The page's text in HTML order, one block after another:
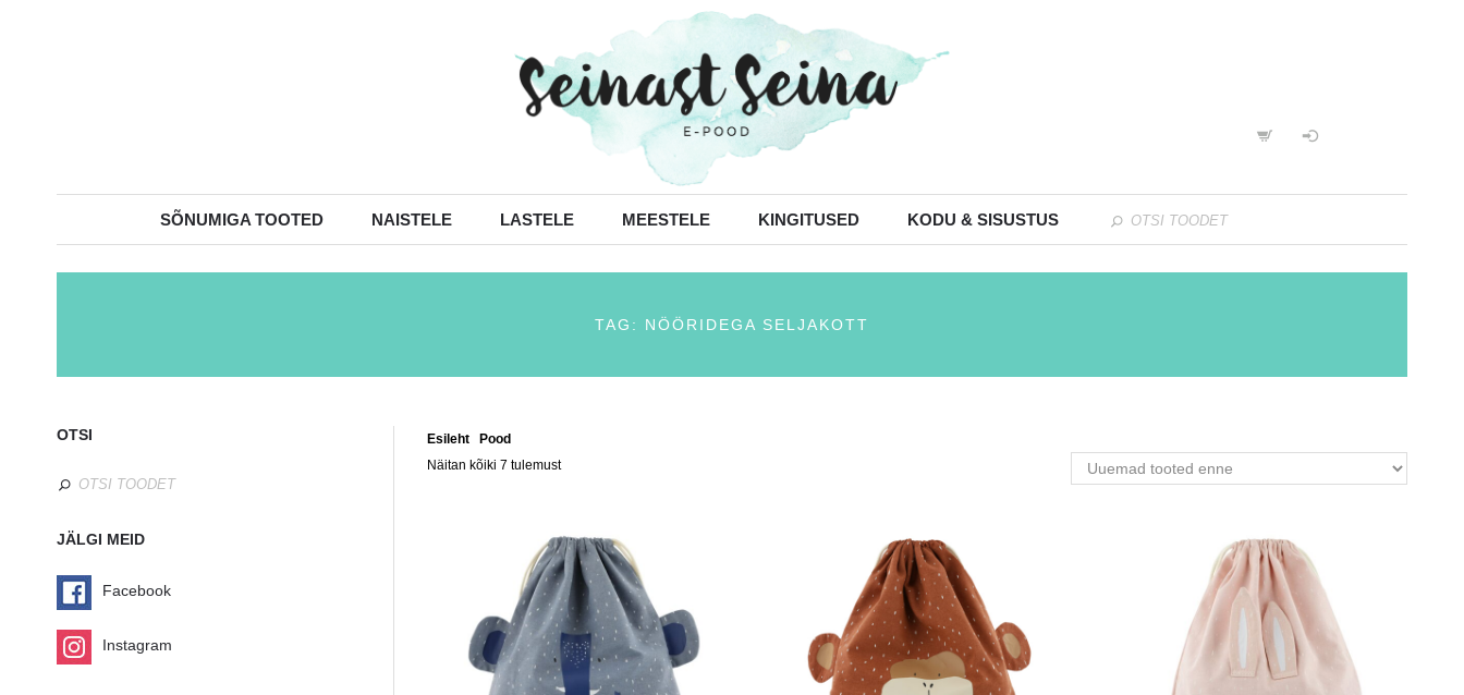
SÕNUMIGA TOOTED NAISTELE LASTELE MEESTELE KINGITUSED KODU & SISUSTUS
TAG: NÖÖRIDEGA SELJAKOTT
Esileht /Pood
Näitan kõiki 7 tulemust
OTSI
JÄLGI MEID
Facebook
Instagram